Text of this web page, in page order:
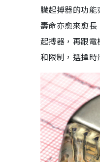
臟起搏器的功
壽命亦愈來愈
起搏器，再跟
和限制，選擇時